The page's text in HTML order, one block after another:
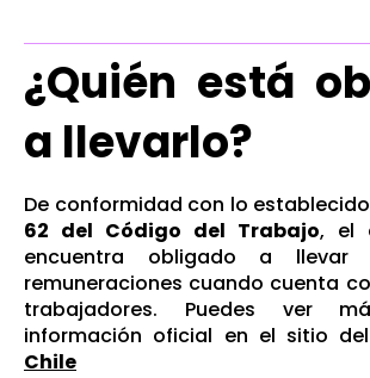
¿Quién está
a llevarlo?
De conformidad con lo
62 del Código del Trabajo, el
encuentra obligado a
remuneraciones cuando cuenta
trabajadores. Puedes ver
información oficial en el sitio del
Chile